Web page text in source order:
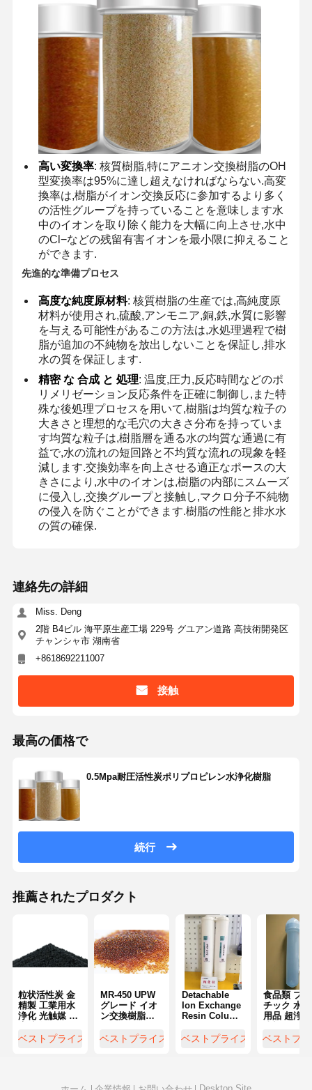
ホーム 製品 ビデオ
私たちについ
て
工場見学 品質管理 お問い合わせ ニュース
研究室超純水システム
超純水設備
超純水フィルタリングシステム
超純 RO 水システム
工業用水浄化システム
水浄化用消耗品
高い変換率: 核質樹脂,特にアニオン交換樹脂のOH
型変換率は95%に達し超えなければならない.高変
換率は,樹脂がイオン交換反応に参加するより多く
の活性グループを持っていることを意味します水
中のイオンを取り除く能力を大幅に向上させ,水中
のCl−などの残留有害イオンを最小限に抑えること
ができます.
先進的な準備プロセス
高度な純度原材料: 核質樹脂の生産では,高純度原
材料が使用され,硫酸,アンモニア,銅,鉄,水質に影響
を与える可能性があるこの方法は,水処理過程で樹
脂が追加の不純物を放出しないことを保証し,排水
水の質を保証します.
精密 な 合成 と 処理: 温度,圧力,反応時間などのポ
リメリゼーション反応条件を正確に制御し,また特
殊な後処理プロセスを用いて,樹脂は均質な粒子の
大きさと理想的な毛穴の大きさ分布を持っていま
す均質な粒子は,樹脂層を通る水の均質な通過に有
益で,水の流れの短回路と不均質な流れの現象を軽
減します.交換効率を向上させる適正なポースの大
きさにより,水中のイオンは,樹脂の内部にスムーズ
に侵入し,交換グループと接触し,マクロ分子不純物
の侵入を防ぐことができます.樹脂の性能と排水水
の質の確保.
連絡先の詳細
Miss. Deng
2階 B4ビル 海平原生産工場 229号 グユアン道路 高技術開発区
チャンシャ市 湖南省
+8618692211007
接触
最高の価格で
0.5Mpa耐圧活性炭ポリプロピレン水浄化樹脂
続行
推薦されたプロダクト
粒状活性炭 金
精製 工業用水
浄化 光触媒 炭
ベストプライス
MR-450 UPW
グレード イオ
ン交換樹脂
い TOC 清掃特
ベストプライス
Detachable
Ion Exchange
Resin Column
Purification
Consumables
ベストプライス
食品類 プ
チック 水
用品 超浄
ベストプ